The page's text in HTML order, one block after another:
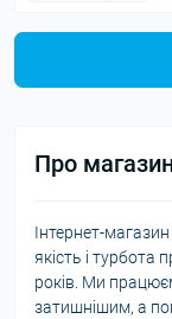
Про
Інтернет-магазин
якість і турбота
років. Ми
затишнішим, а